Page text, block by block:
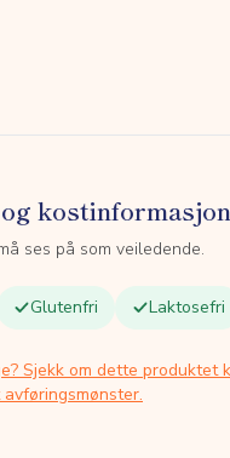
kostinformasjon
ses på som veiledende.
Glutenfri Laktosefri
Sjekk om dette